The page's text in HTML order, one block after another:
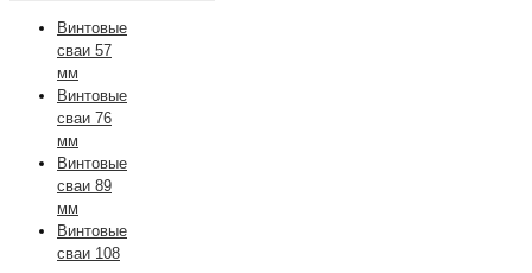
Винтовые
сваи 57
мм
Винтовые
сваи 76
мм
Винтовые
сваи 89
мм
Винтовые
сваи 108